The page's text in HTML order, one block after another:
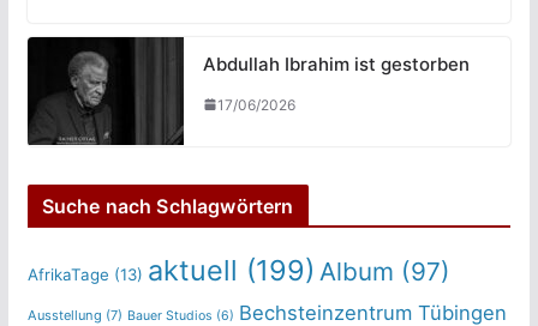
Abdullah Ibrahim ist gestorben
17/06/2026
Suche nach Schlagwörtern
AfrikaTage (13) aktuell (199) Album (97)
Ausstellung (7) Bauer Studios (6) Bechsteinzentrum Tübingen